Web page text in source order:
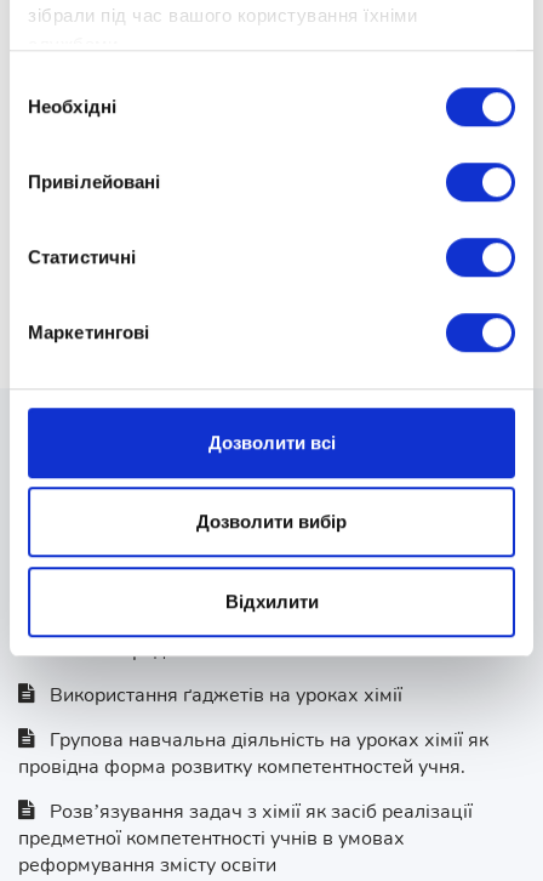
зібрали під час вашого користування їхніми
згоди
Необхідні
Привілейовані
Статистичні
Маркетингові
Дозволити всі
Дозволити вибір
Відхилити
свою діяльність, ставити цілі й досягати їх.
Має глибоке переконання, що навчання в школі
Впевнена, що всі предмети важливі. Вважає хімію
одним з головних предметів, що дозволяє розуміти
природі. Поважає своїх учнів, вірить в їхні найкращі
з пояснення значущості для учня інформації уроку:
де це можна використати та для чого це потрібно.
Експозиція інноваційного
викладання
Методика застосування комунікативних технологій
загальної середньої освіти
Використання ґаджетів на уроках хімії
Групова навчальна діяльність на уроках хімії як
провідна форма розвитку компетентностей учня.
Розв’язування задач з хімії як засіб реалізації
предметної компетентності учнів в умовах
реформування змісту освіти